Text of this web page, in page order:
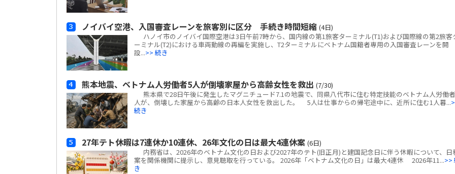
ノイバイ空港、入国審査レーンを旅客別に区分 手続き時間短縮 (4日)
ハノイ市のノイバイ国際空港は3日午前7時から、国内線の第1旅客ターミナル(T1)および国際線の第2旅客
ーミナル(T2)における車両動線の再編を実施し、T2ターミナルにベトナム国籍者専用の入国審査レーンを開
設...>> 続き
熊本地震、ベトナム人労働者5人が倒壊家屋から高齢女性を救出 (7/30)
熊本県で28日午後に発生したマグニチュード7.1の地震で、同県八代市に住む特定技能のベトナム人労働
人が、倒壊した家屋から高齢の日本人女性を救出した。 5人は仕事からの帰宅途中に、近所に住む1人暮...
続き
27年テト休暇は7連休か10連休、26年文化の日は最大4連休案 (6日)
内務省は、2026年のベトナム文化の日および2027年のテト(旧正月)と建国記念日に伴う休暇について、日
案を関係機関に提示し、意見聴取を行っている。 2026年「ベトナム文化の日」は最大4連休 2026年11...>>
き